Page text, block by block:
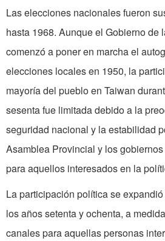
Las elecciones nacionales fueron
hasta 1968. Aunque el Gobierno de
comenzó a poner en marcha el
elecciones locales en 1950, la
mayoría del pueblo en Taiwan
sesenta fue limitada debido a la
seguridad nacional y la estabilidad
Asamblea Provincial y los
para aquellos interesados en la
La participación política se
los años setenta y ochenta, a
canales para aquellas personas